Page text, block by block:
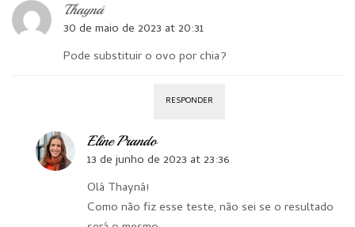
Thayná
30 de maio de 2023 at 20:31
Pode substituir o ovo por chia?
RESPONDER
Eline Prando
13 de junho de 2023 at 23:36
Olá Thayná!
Como não fiz esse teste, não sei se o resultado